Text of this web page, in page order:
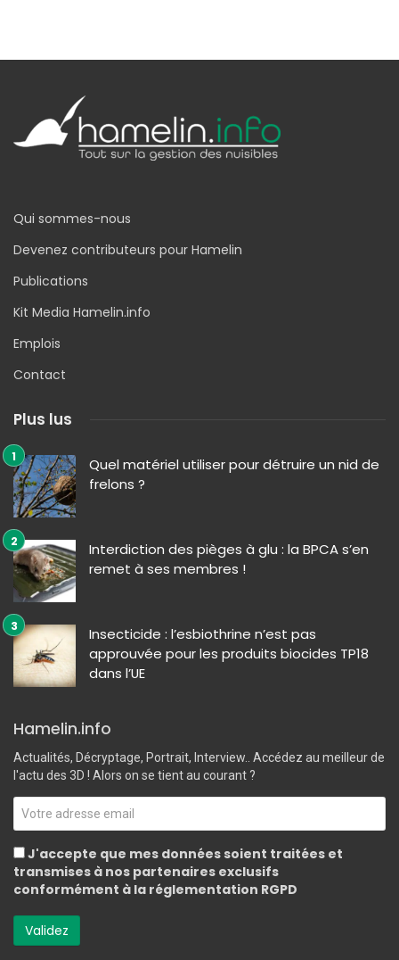
Qui sommes-nous
Devenez contributeurs pour Hamelin
Publications
Kit Media Hamelin.info
Emplois
Contact
Plus lus
Quel matériel utiliser pour détruire un nid de
frelons ?
Interdiction des pièges à glu : la BPCA s’en
remet à ses membres !
Insecticide : l’esbiothrine n’est pas
approuvée pour les produits biocides TP18
dans l’UE
Hamelin.info
Actualités, Décryptage, Portrait, Interview.. Accédez au meilleur de
l'actu des 3D ! Alors on se tient au courant ?
J'accepte que mes données soient traitées et
transmises à nos partenaires exclusifs
conformément à la réglementation RGPD